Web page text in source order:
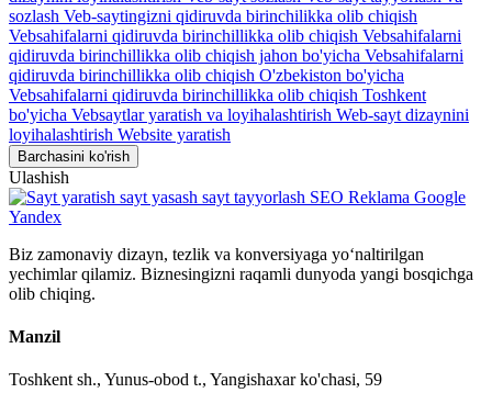
sozlash Veb-saytingizni qidiruvda birinchilikka olib chiqish
Vebsahifalarni qidiruvda birinchillikka olib chiqish Vebsahifalarni
qidiruvda birinchillikka olib chiqish jahon bo'yicha Vebsahifalarni
qidiruvda birinchillikka olib chiqish O'zbekiston bo'yicha
Vebsahifalarni qidiruvda birinchillikka olib chiqish Toshkent
bo'yicha Vebsaytlar yaratish va loyihalashtirish Web-sayt dizaynini
loyihalashtirish Website yaratish
Barchasini ko'rish
Ulashish
Biz zamonaviy dizayn, tezlik va konversiyaga yo‘naltirilgan
yechimlar qilamiz. Biznesingizni raqamli dunyoda yangi bosqichga
olib chiqing.
Manzil
Toshkent sh., Yunus-obod t., Yangishaxar ko'chasi, 59